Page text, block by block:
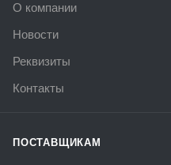
О компании
Новости
Реквизиты
Контакты
ПОСТАВЩИКАМ